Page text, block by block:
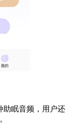
眠音频，用户还